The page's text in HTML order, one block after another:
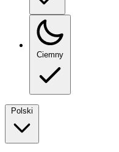
Ciemny
Polski